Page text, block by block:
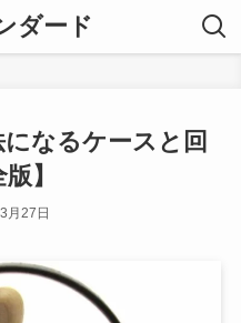
ダード
なるケースと回
】
月27日